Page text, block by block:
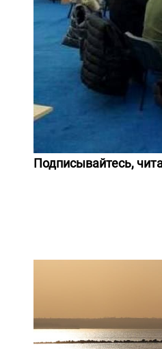
Подписывайтесь,